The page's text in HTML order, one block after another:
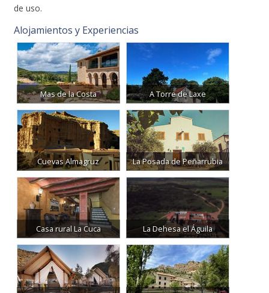
Alojamientos y Experiencias
Mas de la Costa A Torre de Laxe
Cuevas Almagruz La Posada de Peñarrubia
Casa rural La Cuca La Dehesa el Águila